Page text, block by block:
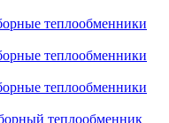
теплообменники
теплообменники
теплообменники
теплообменник